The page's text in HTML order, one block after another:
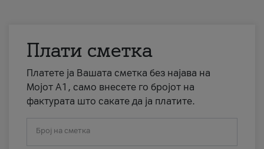
Плати сметка
Платете ја Вашата сметка без најава на
Мојот А1, само внесете го бројот на
фактурата што сакате да ја платите.
Број на сметка